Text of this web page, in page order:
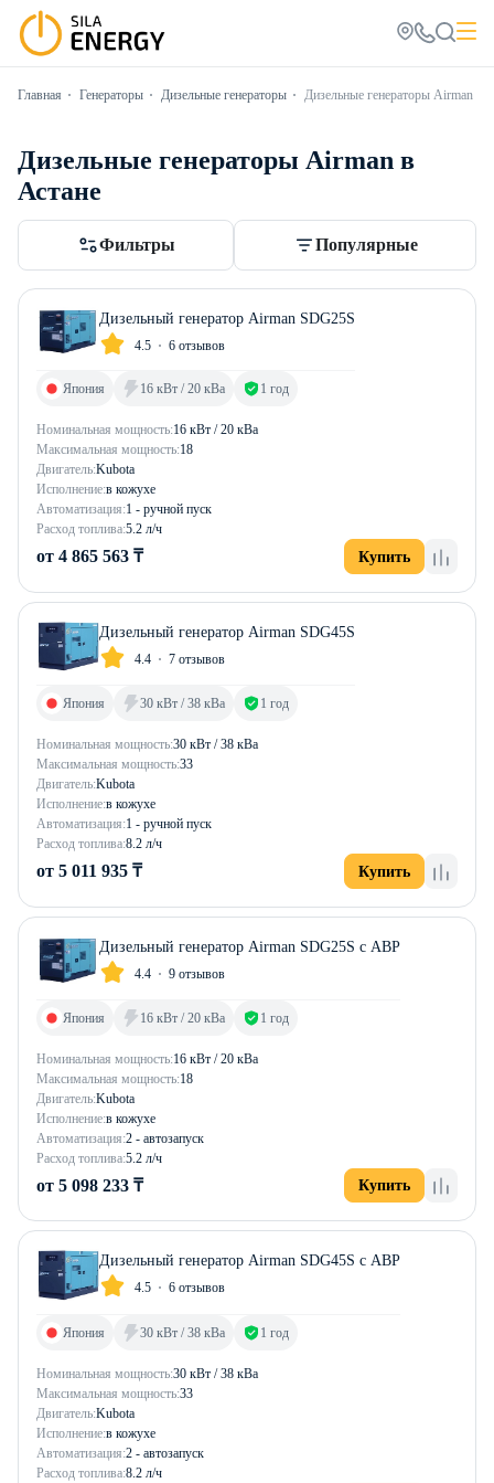
Главная Генераторы Дизельные генераторы Дизельные генераторы Airman
Дизельные генераторы Airman в
Астане
Фильтры Популярные
Дизельный генератор Airman SDG25S
4.5 6 отзывов
Номинальная мощность:16 кВт / 20 кВа
Максимальная мощность:18
Двигатель:Kubota
Исполнение:в кожухе
Автоматизация:1 - ручной пуск
Расход топлива:5.2 л/ч
Япония 16 кВт / 20 кВа 1 год
от 4 865 563 ₸ Купить
Дизельный генератор Airman SDG45S
4.4 7 отзывов
Номинальная мощность:30 кВт / 38 кВа
Максимальная мощность:33
Двигатель:Kubota
Исполнение:в кожухе
Автоматизация:1 - ручной пуск
Расход топлива:8.2 л/ч
Япония 30 кВт / 38 кВа 1 год
от 5 011 935 ₸ Купить
Дизельный генератор Airman SDG25S с АВР
4.4 9 отзывов
Номинальная мощность:16 кВт / 20 кВа
Максимальная мощность:18
Двигатель:Kubota
Исполнение:в кожухе
Автоматизация:2 - автозапуск
Расход топлива:5.2 л/ч
Япония 16 кВт / 20 кВа 1 год
от 5 098 233 ₸ Купить
Дизельный генератор Airman SDG45S с АВР
4.5 6 отзывов
Номинальная мощность:30 кВт / 38 кВа
Максимальная мощность:33
Двигатель:Kubota
Исполнение:в кожухе
Автоматизация:2 - автозапуск
Расход топлива:8.2 л/ч
Япония 30 кВт / 38 кВа 1 год